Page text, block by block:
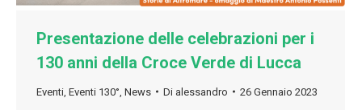
Presentazione delle celebrazioni per i
130 anni della Croce Verde di Lucca
Eventi Eventi 130° News Di alessandro 26 Gennaio 2023